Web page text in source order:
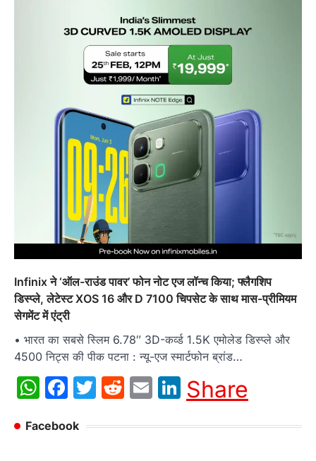
Infinix ने ‘ऑल-राउंड पावर’ फोन नोट एज लॉन्च किया; फ्लैगशिप
डिस्प्ले, लेटेस्ट XOS 16 और D 7100 चिपसेट के साथ मास-प्रीमियम
सेगमेंट में एंट्री
• भारत का सबसे स्लिम 6.78″ 3D-कर्व्ड 1.5K एमोलेड डिस्प्ले और
4500 निट्स की पीक पटना : न्यू-एज स्मार्टफोन ब्रांड…
WhatsApp
Facebook
Twitter
Reddit
EmailLinkedIn
Share
Facebook